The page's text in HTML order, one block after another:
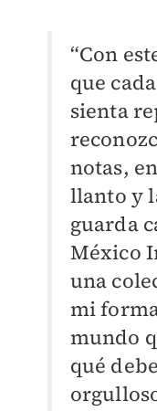
“Con
que
sienta
notas,
llanto y
guarda
México
una
mi
mundo
qué